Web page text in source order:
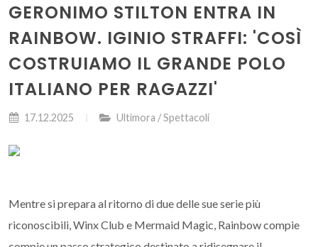
GERONIMO STILTON ENTRA IN
RAINBOW. IGINIO STRAFFI: 'COSÌ
COSTRUIAMO IL GRANDE POLO
ITALIANO PER RAGAZZI'
17.12.2025 Ultimora / Spettacoli
Mentre si prepara al ritorno di due delle sue serie più
riconoscibili, Winx Club e Mermaid Magic, Rainbow compie